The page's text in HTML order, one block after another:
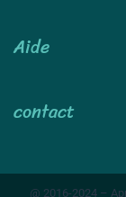
Aide
contact
@ 2016-2024 –